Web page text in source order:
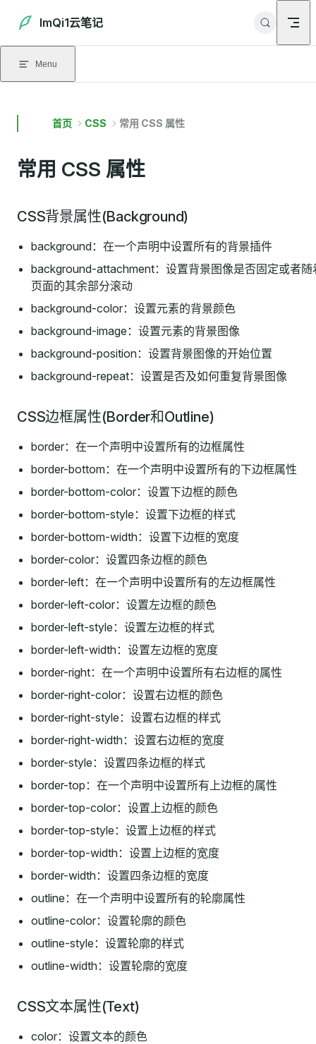
Skip to content
ImQi1云笔记
Menu
首页 CSS 常用 CSS 属性
常用 CSS 属性
CSS背景属性(Background)
background：在一个声明中设置所有的背景插件
background-attachment：设置背景图像是否固定或者随
页面的其余部分滚动
background-color：设置元素的背景颜色
background-image：设置元素的背景图像
background-position：设置背景图像的开始位置
background-repeat：设置是否及如何重复背景图像
CSS边框属性(Border和Outline)
border：在一个声明中设置所有的边框属性
border-bottom：在一个声明中设置所有的下边框属性
border-bottom-color：设置下边框的颜色
border-bottom-style：设置下边框的样式
border-bottom-width：设置下边框的宽度
border-color：设置四条边框的颜色
border-left：在一个声明中设置所有的左边框属性
border-left-color：设置左边框的颜色
border-left-style：设置左边框的样式
border-left-width：设置左边框的宽度
border-right：在一个声明中设置所有右边框的属性
border-right-color：设置右边框的颜色
border-right-style：设置右边框的样式
border-right-width：设置右边框的宽度
border-style：设置四条边框的样式
border-top：在一个声明中设置所有上边框的属性
border-top-color：设置上边框的颜色
border-top-style：设置上边框的样式
border-top-width：设置上边框的宽度
border-width：设置四条边框的宽度
outline：在一个声明中设置所有的轮廓属性
outline-color：设置轮廓的颜色
outline-style：设置轮廓的样式
outline-width：设置轮廓的宽度
CSS文本属性(Text)
color：设置文本的颜色